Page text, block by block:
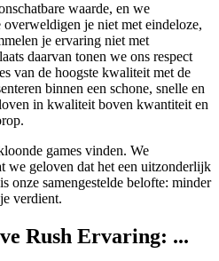
waarde, en we
je niet met eindeloze,
je ervaring niet met
daarvan tonen we ons respect
van de hoogste kwaliteit met de
binnen een schone, snelle en
in kwaliteit boven kwantiteit en
games vinden. We
we geloven dat het een uitzonderlijk
onze samengestelde belofte: minder
verdient.
Rush Ervaring: ...